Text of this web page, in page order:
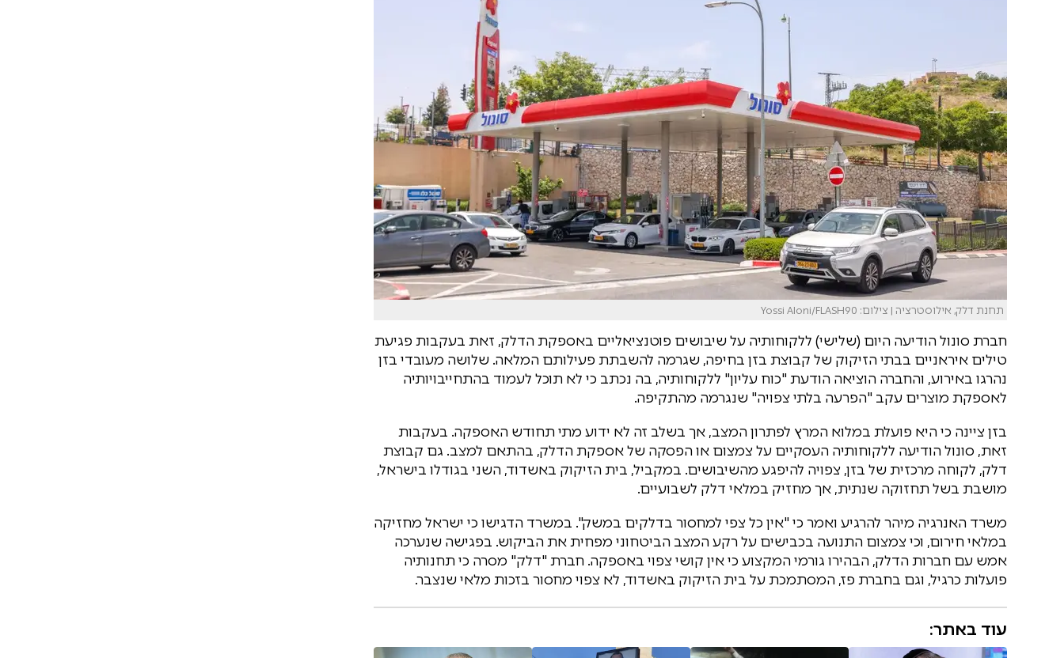
תחנת דלק, אילוסטרציה | צילום: Yossi Aloni/FLASH90
חברת סונול הודיעה היום (שלישי) ללקוחותיה על שיבושים פוטנציאליים באספקת הדלק, זאת בעקבות פגיעת
טילים איראניים בבתי הזיקוק של קבוצת בזן בחיפה, שגרמה להשבתת פעילותם המלאה. שלושה מעובדי בזן
נהרגו באירוע, והחברה הוציאה הודעת "כוח עליון" ללקוחותיה, בה נכתב כי לא תוכל לעמוד בהתחייבויותיה
לאספקת מוצרים עקב "הפרעה בלתי צפויה" שנגרמה מהתקיפה.
בזן ציינה כי היא פועלת במלוא המרץ לפתרון המצב, אך בשלב זה לא ידוע מתי תחודש האספקה. בעקבות
זאת, סונול הודיעה ללקוחותיה העסקיים על צמצום או הפסקה של אספקת הדלק, בהתאם למצב. גם קבוצת
דלק, לקוחה מרכזית של בזן, צפויה להיפגע מהשיבושים. במקביל, בית הזיקוק באשדוד, השני בגודלו בישראל,
מושבת בשל תחזוקה שנתית, אך מחזיק במלאי דלק לשבועיים.
משרד האנרגיה מיהר להרגיע ואמר כי "אין כל צפי למחסור בדלקים במשק". במשרד הדגישו כי ישראל מחזיקה
במלאי חירום, וכי צמצום התנועה בכבישים על רקע המצב הביטחוני מפחית את הביקוש. בפגישה שנערכה
אמש עם חברות הדלק, הבהירו גורמי המקצוע כי אין קושי צפוי באספקה. חברת "דלק" מסרה כי תחנותיה
פועלות כרגיל, וגם בחברת פז, המסתמכת על בית הזיקוק באשדוד, לא צפוי מחסור בזכות מלאי שנצבר.
עוד באתר: